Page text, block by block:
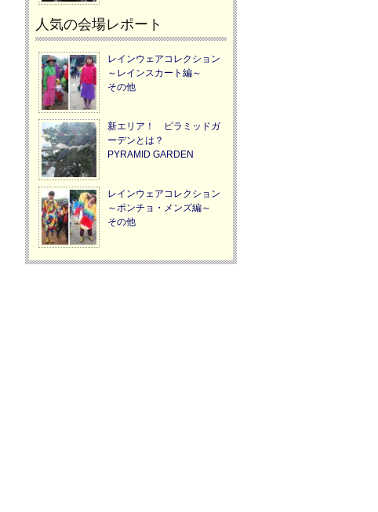
人気の会場レポート
レインウェアコレクション
～レインスカート編～
その他
新エリア！ ピラミッドガ
ーデンとは？
PYRAMID GARDEN
レインウェアコレクション
～ポンチョ・メンズ編～
その他